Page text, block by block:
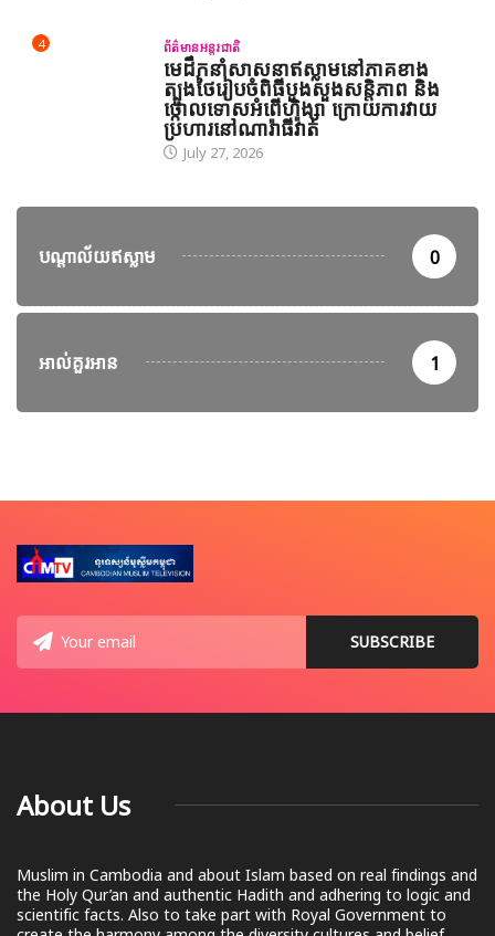
4 ព័ត៌មានអន្តរជាតិ
មេដឹកនាំសាសនាឥស្លាមនៅភាគខាង
ត្បូងថៃរៀបចំពិធីបួងសួងសន្តិភាព និង
ថ្កោលទោសអំពើហិង្សា ក្រោយការវាយ
ប្រហារនៅណារ៉ាធីវ៉ាត់
July 27, 2026
បណ្តាល័យឥស្លាម 0
អាល់គួរអាន 1
About Us
Muslim in Cambodia and about Islam based on real findings and
the Holy Qur’an and authentic Hadith and adhering to logic and
scientific facts. Also to take part with Royal Government to